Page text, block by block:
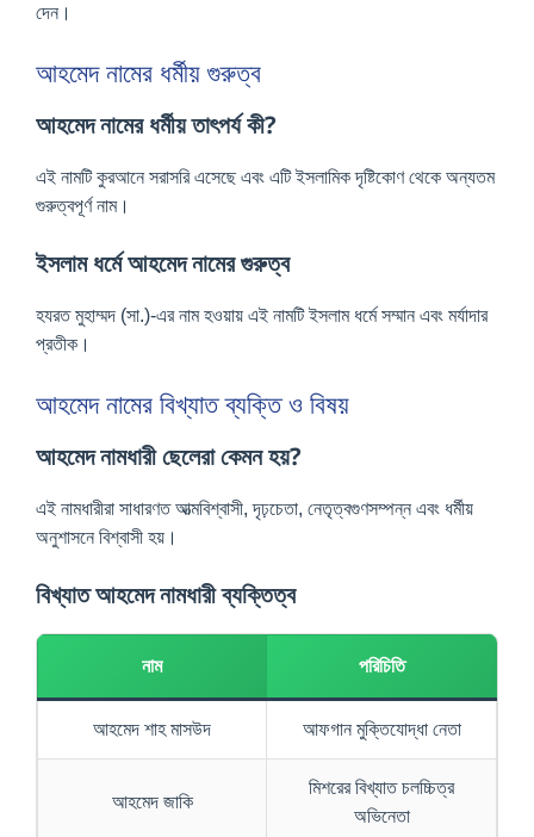
দেন।
আহমেদ নামের ধর্মীয় গুরুত্ব
আহমেদ নামের ধর্মীয় তাৎপর্য কী?
এই নামটি কুরআনে সরাসরি এসেছে এবং এটি ইসলামিক দৃষ্টিকোণ থেকে অন্যতম
গুরুত্বপূর্ণ নাম।
ইসলাম ধর্মে আহমেদ নামের গুরুত্ব
হযরত মুহাম্মদ (সা.)-এর নাম হওয়ায় এই নামটি ইসলাম ধর্মে সম্মান এবং মর্যাদার
প্রতীক।
আহমেদ নামের বিখ্যাত ব্যক্তি ও বিষয়
আহমেদ নামধারী ছেলেরা কেমন হয়?
এই নামধারীরা সাধারণত আত্মবিশ্বাসী, দৃঢ়চেতা, নেতৃত্বগুণসম্পন্ন এবং ধর্মীয়
অনুশাসনে বিশ্বাসী হয়।
বিখ্যাত আহমেদ নামধারী ব্যক্তিত্ব
নাম পরিচিতি
আহমেদ শাহ মাসউদ আফগান মুক্তিযোদ্ধা নেতা
আহমেদ জাকি
মিশরের বিখ্যাত চলচ্চিত্র
অভিনেতা